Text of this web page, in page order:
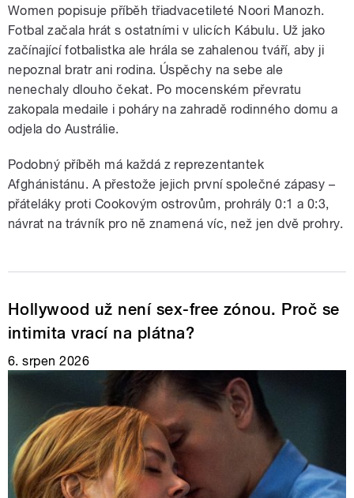
Women popisuje příběh třiadvacetileté Noori Manozh.
Fotbal začala hrát s ostatními v ulicích Kábulu. Už jako
začínající fotbalistka ale hrála se zahalenou tváří, aby ji
nepoznal bratr ani rodina. Úspěchy na sebe ale
nenechaly dlouho čekat. Po mocenském převratu
zakopala medaile i poháry na zahradě rodinného domu a
odjela do Austrálie.
Podobný příběh má každá z reprezentantek
Afghánistánu. A přestože jejich první společné zápasy –
přáteláky proti Cookovým ostrovům, prohrály 0:1 a 0:3,
návrat na trávník pro ně znamená víc, než jen dvě prohry.
Hollywood už není sex-free zónou. Proč se
intimita vrací na plátna?
6. srpen 2026